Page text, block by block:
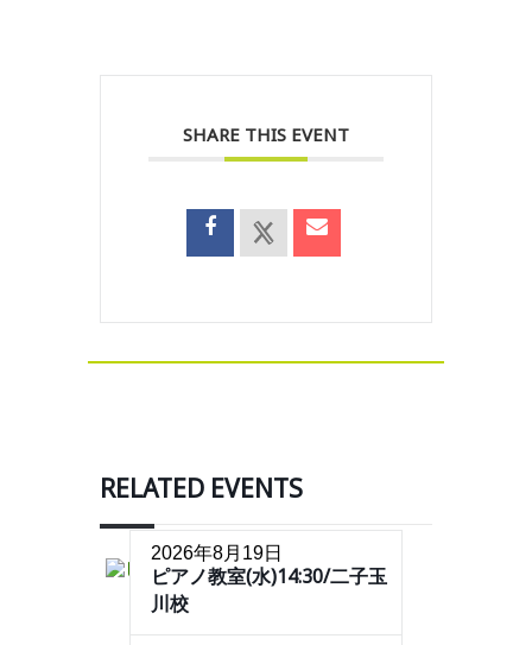
SHARE THIS EVENT
RELATED EVENTS
2026年8月19日
ピアノ教室(水)14:30/二子玉
川校